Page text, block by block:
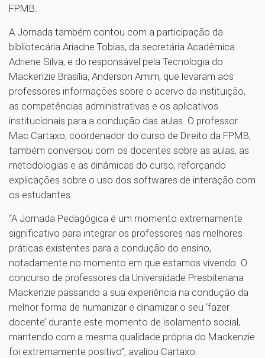
FPMB.
A Jornada também contou com a participação da
bibliotecária Ariadne Tobias, da secretária Acadêmica
Adriene Silva, e do responsável pela Tecnologia do
Mackenzie Brasília, Anderson Amim, que levaram aos
professores informações sobre o acervo da instituição,
as competências administrativas e os aplicativos
institucionais para a condução das aulas. O professor
Mac Cartaxo, coordenador do curso de Direito da FPMB,
também conversou com os docentes sobre as aulas, as
metodologias e as dinâmicas do curso, reforçando
explicações sobre o uso dos softwares de interação com
os estudantes.
“A Jornada Pedagógica é um momento extremamente
significativo para integrar os professores nas melhores
práticas existentes para a condução do ensino,
notadamente no momento em que estamos vivendo. O
concurso de professores da Universidade Presbiteriana
Mackenzie passando a sua experiência na condução da
melhor forma de humanizar e dinamizar o seu ‘fazer
docente’ durante este momento de isolamento social,
mantendo com a mesma qualidade própria do Mackenzie
foi extremamente positivo”, avaliou Cartaxo.